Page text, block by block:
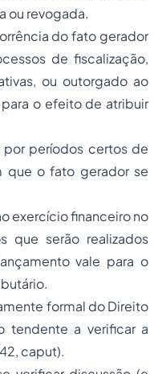
ou revogada.
do fato gerador
de fiscalização,
ou outorgado ao
o efeito de atribuir
períodos certos de
que o fato gerador se
exercício financeiro no
que serão realizados
vale para o
formal do Direito
tendente a verificar a
caput).